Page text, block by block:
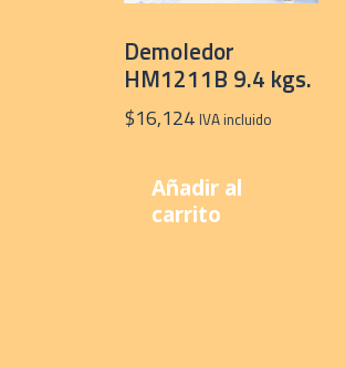
Demoledor
HM1211B 9.4 kgs.
$16,124 IVA incluido
Añadir al
carrito